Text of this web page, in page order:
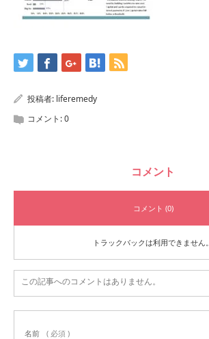
投稿者: liferemedy
コメント:0
コメント
コメント (0)
トラックバックは利用できません。
この記事へのコメントはありません。
名前 ( 必須 )